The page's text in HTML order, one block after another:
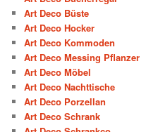
Art Deco Büste
Art Deco Hocker
Art Deco Kommoden
Art Deco Messing Pflanzer
Art Deco Möbel
Art Deco Nachttische
Art Deco Porzellan
Art Deco Schrank